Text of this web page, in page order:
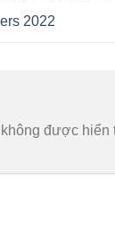
2022
được hiển